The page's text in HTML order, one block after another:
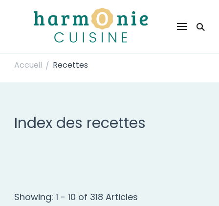
Harmonie Cuisine
Accueil / Recettes
Index des recettes
Showing: 1 - 10 of 318 Articles